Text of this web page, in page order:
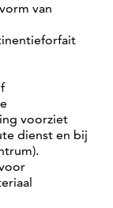
vorm van
voorziet
dienst en bij